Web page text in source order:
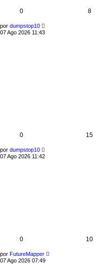
0 8
por dumpstop10
07 Ago 2026 11:43
0 15
por dumpstop10
07 Ago 2026 11:42
0 10
por FutureMapper
07 Ago 2026 07:49